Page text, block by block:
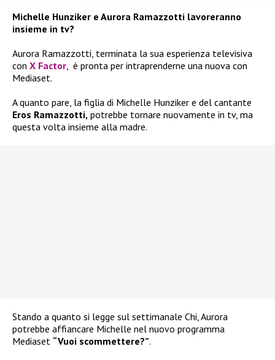
Michelle Hunziker e Aurora Ramazzotti lavoreranno
insieme in tv?
Aurora Ramazzotti, terminata la sua esperienza televisiva
con X Factor , è pronta per intraprenderne una nuova con
Mediaset.
A quanto pare, la figlia di Michelle Hunziker e del cantante
Eros Ramazzotti, potrebbe tornare nuovamente in tv, ma
questa volta insieme alla madre.
Stando a quanto si legge sul settimanale Chi, Aurora
potrebbe affiancare Michelle nel nuovo programma
Mediaset “Vuoi scommettere?”.